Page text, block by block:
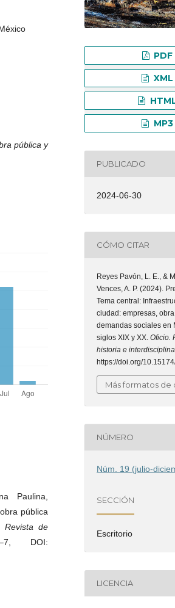
pública y
Paulina,
pública
Revista de
DOI:
PDF
XML
MP3
PUBLICADO
2024-06-30
CÓMO CITAR
Reyes Pavón, L. E., &
Vences, A. P. (2024).
Tema central:
ciudad: empresas,
demandas sociales en
siglos XIX y XX. Oficio.
historia e interdisciplina
https://doi.org/
Más formatos de
NÚMERO
Núm. 19 (julio-
SECCIÓN
Escritorio
LICENCIA